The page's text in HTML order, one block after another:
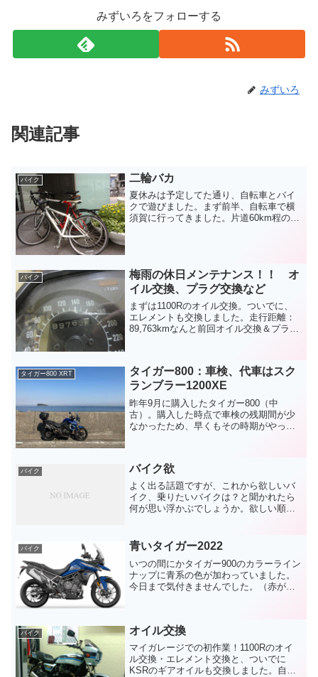
みずいろをフォローする
みずいろ
関連記事
バイク 二輪バカ
夏休みは予定してた通り、自転車とバイ
クで遊びました。まず前半、自転車で横
須賀に行ってきました。片道60km程のサ
バイク
梅雨の休日メンテナンス！！ オ
イル交換、プラグ交換など
まずは1100Rのオイル交換。ついでに、
エレメントも交換しました。走行距離：
89,763kmなんと前回オイル交換＆プラグ
換。オイルは先日交換済み。こちらはサ
イドカバーを...
タイガー800 XRT
タイガー800：車検、代車はスク
ランブラー1200XE
昨年9月に購入したタイガー800（中
古）。購入した時点で車検の残期間が少
なかったため、早くもその時期がやって
を購入したディーラーに出...
バイク バイク欲
よく出る話題ですが、これから欲しいバ
イク、乗りたいバイクは？と聞かれたら
何が思い浮かぶでしょうか。欲しい順に
代前）４、カワサキ：KZ1100R（予備マ
シン）うーむ、最...
バイク 青いタイガー2022
いつの間にかタイガー900のカラーライン
ナップに青系の色が加わっていました。
今日まで気付きませんでした。（赤がな
そも乗り換...
バイク オイル交換
マイガレージでの初作業！1100Rのオイ
ル交換・エレメント交換と、ついでに
KSRのギアオイルも交換しました。自宅